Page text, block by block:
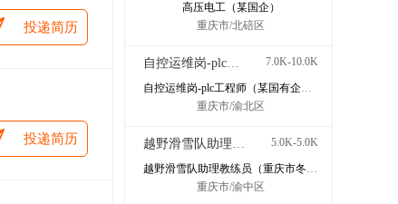
投递简历
投递简历
高压电工（某国企）
重庆市/北碚区
自控运维岗-plc工程师（某国有企业） 7.0K-10.0K
自控运维岗-plc工程师（某国有企业）
重庆市/渝北区
越野滑雪队助理教练员（重庆市冬季运动管理中心） 5.0K-5.0K
越野滑雪队助理教练员（重庆市冬季运动管理中心）
重庆市/渝中区